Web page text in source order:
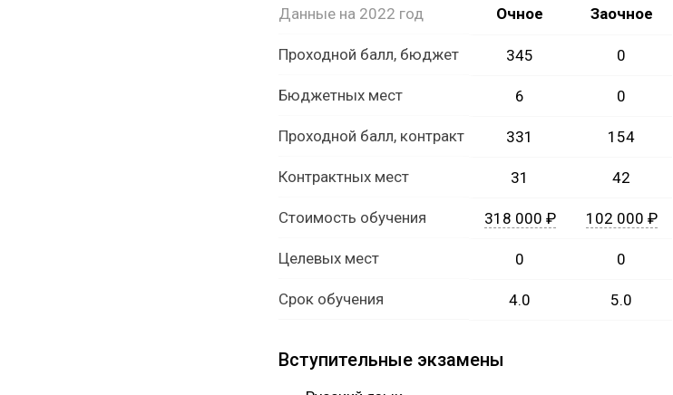
Данные на 2022 год Очное Заочное
Проходной балл, бюджет 345 0
Бюджетных мест 6 0
Проходной балл, контракт 331 154
Контрактных мест 31 42
Стоимость обучения 318 000 ₽ 102 000 ₽
Целевых мест 0 0
Срок обучения 4.0 5.0
Вступительные экзамены